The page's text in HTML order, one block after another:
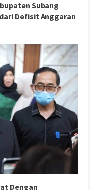
Subang
Defisit Anggaran
Dengan